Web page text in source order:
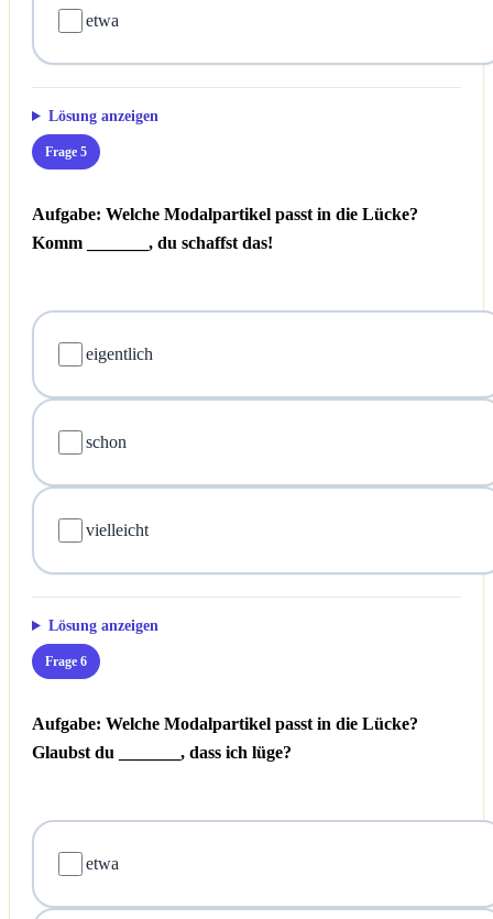
etwa
Lösung anzeigen
Frage 5
Aufgabe: Welche Modalpartikel passt in die Lücke?
Komm _______, du schaffst das!
eigentlich
schon
vielleicht
Lösung anzeigen
Frage 6
Aufgabe: Welche Modalpartikel passt in die Lücke?
Glaubst du _______, dass ich lüge?
etwa